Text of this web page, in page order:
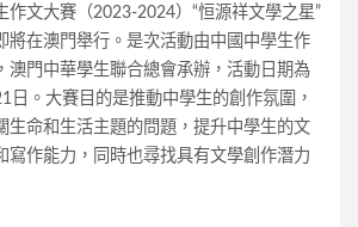
作文大賽（2023-2024）“恒源祥文學之星”
將在澳門舉行。是次活動由中國中學生作
澳門中華學生聯合總會承辦，活動日期為
日。大賽目的是推動中學生的創作氛圍，
生命和生活主題的問題，提升中學生的文
寫作能力，同時也尋找具有文學創作潛力